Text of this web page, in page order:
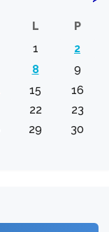
L
P
1
2
8
9
15
16
22
23
29
30